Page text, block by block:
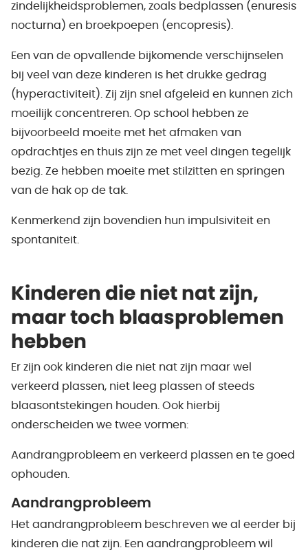
zindelijkheidsproblemen, zoals bedplassen (enuresis
nocturna) en broekpoepen (encopresis).
Een van de opvallende bijkomende verschijnselen
bij veel van deze kinderen is het drukke gedrag
(hyperactiviteit). Zij zijn snel afgeleid en kunnen zich
moeilijk concentreren. Op school hebben ze
bijvoorbeeld moeite met het afmaken van
opdrachtjes en thuis zijn ze met veel dingen tegelijk
bezig. Ze hebben moeite met stilzitten en springen
van de hak op de tak.
Kenmerkend zijn bovendien hun impulsiviteit en
spontaniteit.
Kinderen die niet nat zijn,
maar toch blaasproblemen
hebben
Er zijn ook kinderen die niet nat zijn maar wel
verkeerd plassen, niet leeg plassen of steeds
blaasontstekingen houden. Ook hierbij
onderscheiden we twee vormen:
Aandrangprobleem en verkeerd plassen en te goed
ophouden.
Aandrangprobleem
Het aandrangprobleem beschreven we al eerder bij
kinderen die nat zijn. Een aandrangprobleem wil